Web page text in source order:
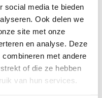
social media te bieden
Ook delen we
site met onze
en analyse. Deze
met andere
of die ze hebben
van hun services.
has occurred while
consolefor more